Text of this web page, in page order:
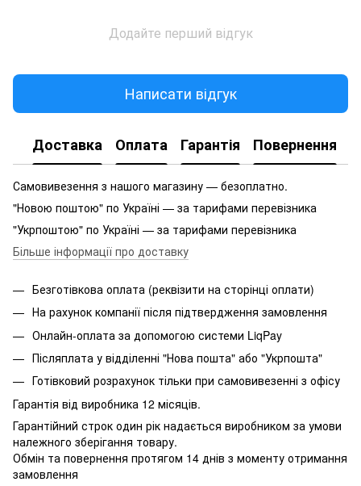
Додайте перший відгук
Написати відгук
Доставка Оплата Гарантія Повернення
Самовивезення з нашого магазину — безоплатно.
"Новою поштою" по Україні — за тарифами перевізника
"Укрпоштою" по Україні — за тарифами перевізника
Більше інформації про доставку
Безготівкова оплата (реквізити на сторінці оплати)
На рахунок компанії після підтвердження замовлення
Онлайн-оплата за допомогою системи LiqPay
Післяплата у відділенні "Нова пошта" або "Укрпошта"
Готівковий розрахунок тільки при самовивезенні з офісу
Гарантія від виробника 12 місяців.
Гарантійний строк один рік надається виробником за умови
належного зберігання товару.
Обмін та повернення протягом 14 днів з моменту отримання
замовлення